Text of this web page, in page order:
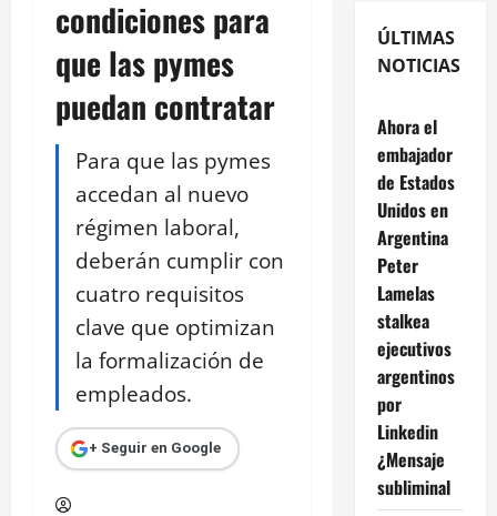
condiciones para
que las pymes
puedan contratar
Para que las pymes
accedan al nuevo
régimen laboral,
deberán cumplir con
cuatro requisitos
clave que optimizan
la formalización de
empleados.
+ Seguir en Google
ÚLTIMAS
NOTICIAS
Ahora el
embajador
de Estados
Unidos en
Argentina
Peter
Lamelas
stalkea
ejecutivos
argentinos
por
Linkedin
¿Mensaje
subliminal